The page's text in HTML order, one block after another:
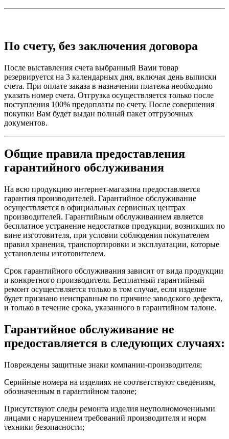
По счету, без заключения договора
После выставления счета выбранный Вами товар
резервируется на 3 календарных дня, включая день выписки
счета. При оплате заказа в назначении платежа необходимо
указать номер счета. Отгрузка осуществляется только после
поступления 100% предоплаты по счету. После совершения
покупки Вам будет выдан полный пакет отгрузочных
документов.
Общие правила предоставления
гарантийного обслуживания
На всю продукцию интернет-магазина предоставляется
гарантия производителей. Гарантийное обслуживание
осуществляется в официальных сервисных центрах
производителей. Гарантийным обслуживанием является
бесплатное устранение недостатков продукции, возникших по
вине изготовителя, при условии соблюдения покупателем
правил хранения, транспортировки и эксплуатации, которые
установлены изготовителем.
Срок гарантийного обслуживания зависит от вида продукции
и конкретного производителя. Бесплатный гарантийный
ремонт осуществляется только в том случае, если изделие
будет признано неисправным по причине заводского дефекта,
и только в течение срока, указанного в гарантийном талоне.
Гарантийное обслуживание не
предоставляется в следующих случаях:
Повреждены защитные знаки компании-производителя;
Серийные номера на изделиях не соответствуют сведениям,
обозначенным в гарантийном талоне;
Присутствуют следы ремонта изделия неуполномоченными
лицами с нарушением требований производителя и норм
техники безопасности;